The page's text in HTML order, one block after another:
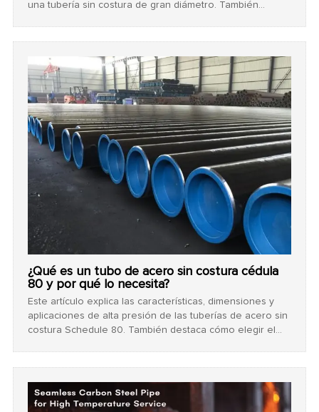
una tubería sin costura de gran diámetro. También
¿Qué es un tubo de acero sin costura cédula
80 y por qué lo necesita?
Este artículo explica las características, dimensiones y
aplicaciones de alta presión de las tuberías de acero sin
costura Schedule 80. También destaca cómo elegir el